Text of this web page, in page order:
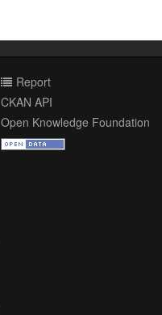
Report
CKAN API
Open Knowledge Foundation